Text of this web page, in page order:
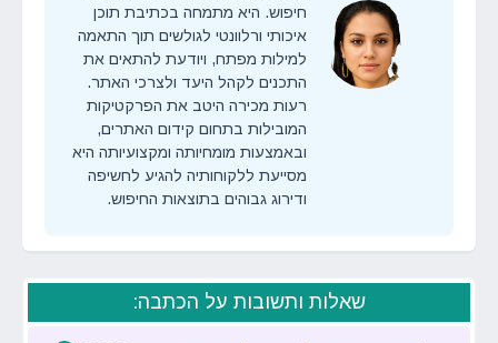
חיפוש. היא מתמחה בכתיבת תוכן
איכותי ורלוונטי לגולשים תוך התאמה
למילות מפתח, ויודעת להתאים את
התכנים לקהל היעד ולצרכי האתר.
רעות מכירה היטב את הפרקטיקות
המובילות בתחום קידום האתרים,
ובאמצעות מומחיותה ומקצועיותה היא
מסייעת ללקוחותיה להגיע לחשיפה
ודירוג גבוהים בתוצאות החיפוש.
שאלות ותשובות על הכתבה: